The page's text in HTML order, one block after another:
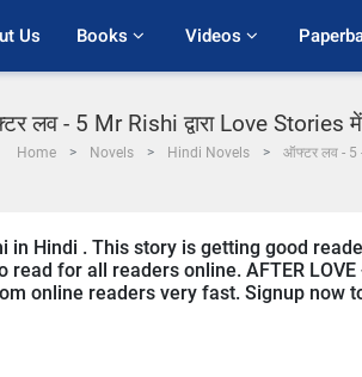
Us Books Videos
लव - 5 Mr Rishi द्वारा Love Stories में
Home Novels Hindi Novels ऑफ्टर लव - 5
in Hindi . This story is getting good
for all readers online. AFTER LOVE
online readers very fast. Signup now